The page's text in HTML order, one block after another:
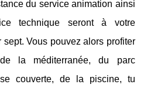
du service animation ainsi
technique seront à votre
Vous pouvez alors profiter
la méditerranée, du parc
couverte, de la piscine, tu